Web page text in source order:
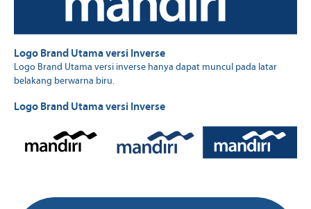
Logo Brand Utama versi Inverse
Logo Brand Utama versi inverse hanya dapat muncul pada latar
belakang berwarna biru.
Logo Brand Utama versi Inverse